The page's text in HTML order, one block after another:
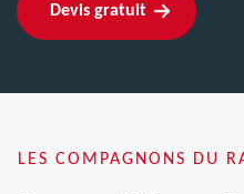
Devis gratuit
LES COMPAGNONS DU